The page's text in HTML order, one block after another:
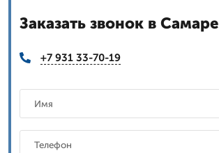
Заказать звонок в Самаре
+7 931 33-70-19